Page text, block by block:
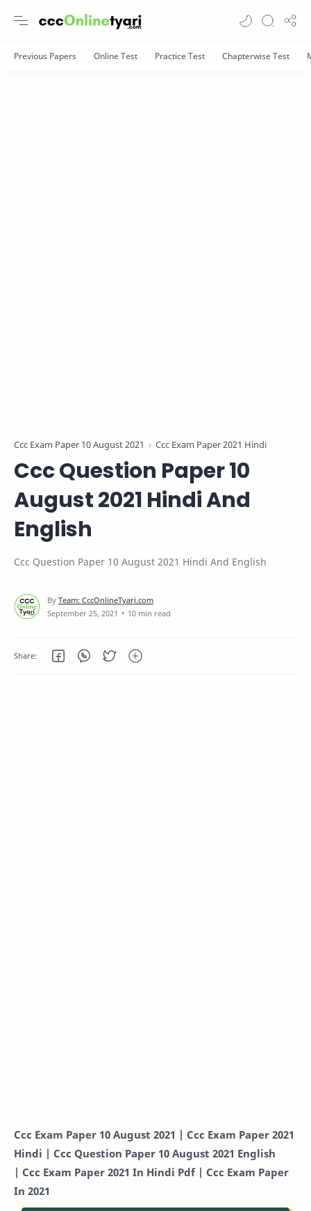
Ccc Exam Paper 10 August 2021 Ccc Exam Paper 2021 Hindi
Ccc Question Paper 10
August 2021 Hindi And
English
Ccc Question Paper 10 August 2021 Hindi And English
10 min read
Ccc Exam Paper 10 August 2021 | Ccc Exam Paper 2021
Hindi | Ccc Question Paper 10 August 2021 English
| Ccc Exam Paper 2021 In Hindi Pdf | Ccc Exam Paper
In 2021